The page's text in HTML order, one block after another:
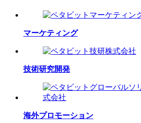
マーケティング
技術研究開発
海外プロモーション